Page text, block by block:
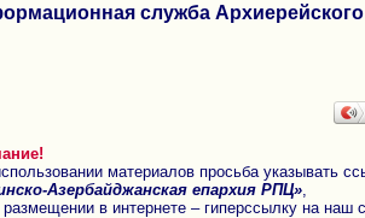
служба
материалов просьба указывать
Азербайджанская епархия РПЦ»
размещении в интернете – гиперссылку на наш